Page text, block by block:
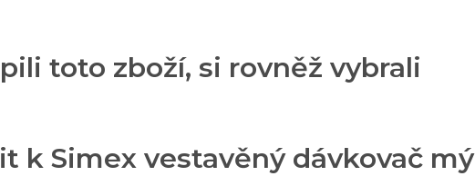
toto zboží, si rovněž vybrali
k Simex vestavěný dávkovač